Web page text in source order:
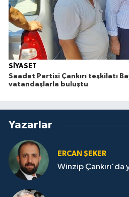
SİYASET
Saadet Partisi Çankırı teşkilatı
vatandaşlarla buluştu
Yazarlar
ERCAN ŞEKER
Winzip Çankırı'da